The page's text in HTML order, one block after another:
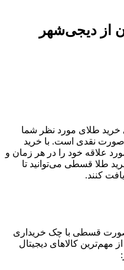
از دیجی‌شهر
خرید طلای مورد نظر شما
نقدی است. با خرید
علاقه خود را در هر زمان و
طلا قسطی می‌توانید تا
قسطی با چک خریداری
مهم‌ترین کالاهای دیجیتال